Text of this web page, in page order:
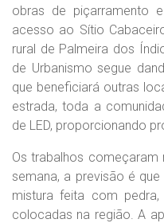
obras de piçarramento
acesso ao Sítio
rural de Palmeira dos
de Urbanismo segue
que beneficiará outras
estrada, toda a
de LED, proporcionando
Os trabalhos
semana, a previsão é
mistura feita com
colocadas na região. A